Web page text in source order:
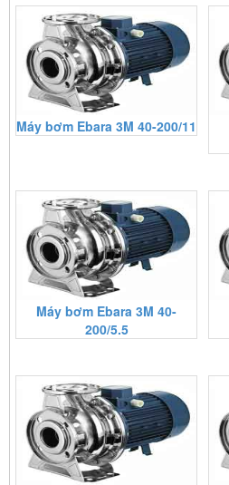
Máy bơm Ebara 3M 40-200/11
Máy bơm Ebara 3M 40-
200/5.5